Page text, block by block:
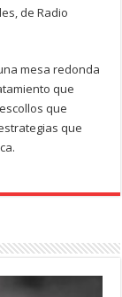
de Radio
mesa redonda
que
que
que